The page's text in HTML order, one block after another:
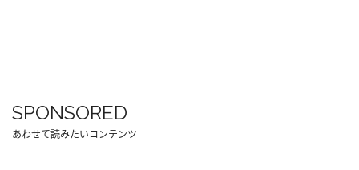
SPONSORED
あわせて読みたいコンテンツ